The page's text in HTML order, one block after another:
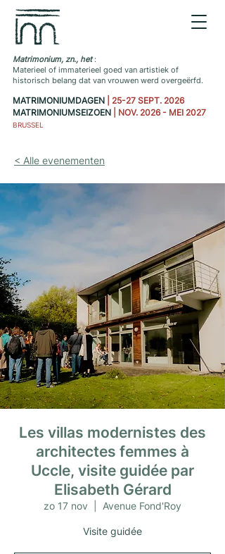
Matrimonium, zn., het:
Materieel of immaterieel goed van artistiek of
historisch belang dat van vrouwen werd overgeërfd.
MATRIMONIUMDAGEN | 25-27 SEPT. 2026
MATRIMONIUMSEIZOEN | NOV. 2026 - MEI 2027
BRUSSEL
< Alle evenementen
Les villas modernistes des
architectes femmes à
Uccle, visite guidée par
Elisabeth Gérard
zo 17 nov Avenue Fond'Roy
Visite guidée